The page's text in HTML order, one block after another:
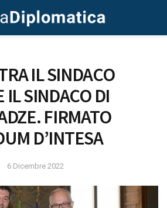
IL SINDACO
IL SINDACO DI
FIRMATO
D’INTESA
6 Dicembre 2022